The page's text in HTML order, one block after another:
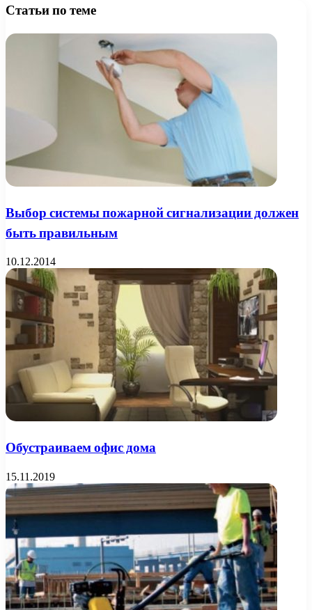
Статьи по теме
Выбор системы пожарной сигнализации должен
быть правильным
10.12.2014
Обустраиваем офис дома
15.11.2019